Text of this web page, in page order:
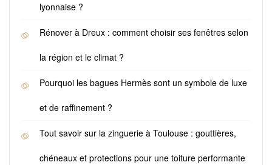
lyonnaise ?
Rénover à Dreux : comment choisir ses fenêtres selon
la région et le climat ?
Pourquoi les bagues Hermès sont un symbole de luxe
et de raffinement ?
Tout savoir sur la zinguerie à Toulouse : gouttières,
chéneaux et protections pour une toiture performante